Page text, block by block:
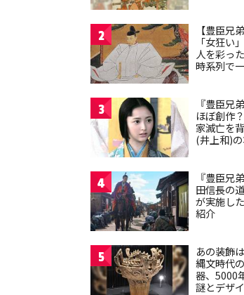
2
【豊臣兄
「女狂い
人を彩っ
時系列で
3
『豊臣兄
ほぼ創作
家滅亡を
(井上和)
4
『豊臣兄
田信長の
が実施し
紹介
5
あの装飾
縄文時代
器、5000
謎とデザ